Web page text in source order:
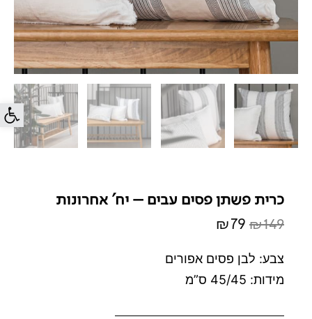
פתח
כרית פשתן פסים עבים – יח' אחרונות
₪149
המקורי
היה:
₪149.
₪79
הנוכחי
הוא:
₪79.
צבע: לבן פסים אפורים
מידות: 45/45 ס”מ